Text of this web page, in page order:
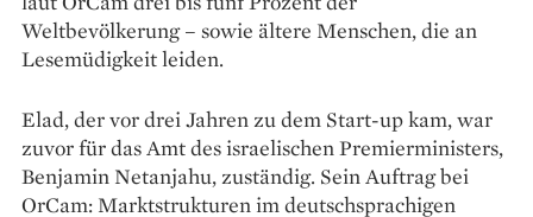
Weltbevölkerung – sowie ältere Menschen, die an
Lesemüdigkeit leiden.
Elad, der vor drei Jahren zu dem Start-up kam, war
zuvor für das Amt des israelischen Premierministers,
Benjamin Netanjahu, zuständig. Sein Auftrag bei
OrCam: Marktstrukturen im deutschsprachigen